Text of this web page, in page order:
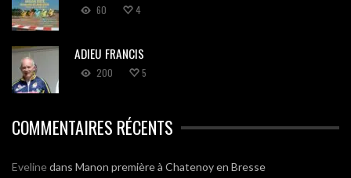
60 4
ADIEU FRANCIS
200 5
COMMENTAIRES RÉCENTS
Evelinedans Manon première à Chatenoy en Bresse